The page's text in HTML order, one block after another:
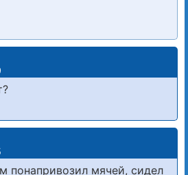
понапривозил мячей, сидел